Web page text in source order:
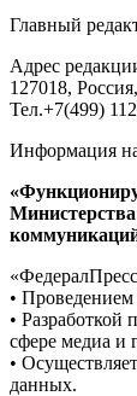
Главный
Адрес
127018,
Тел.+7(499)
Информация на
•
• Разработкой
сфере медиа и
•
данных.